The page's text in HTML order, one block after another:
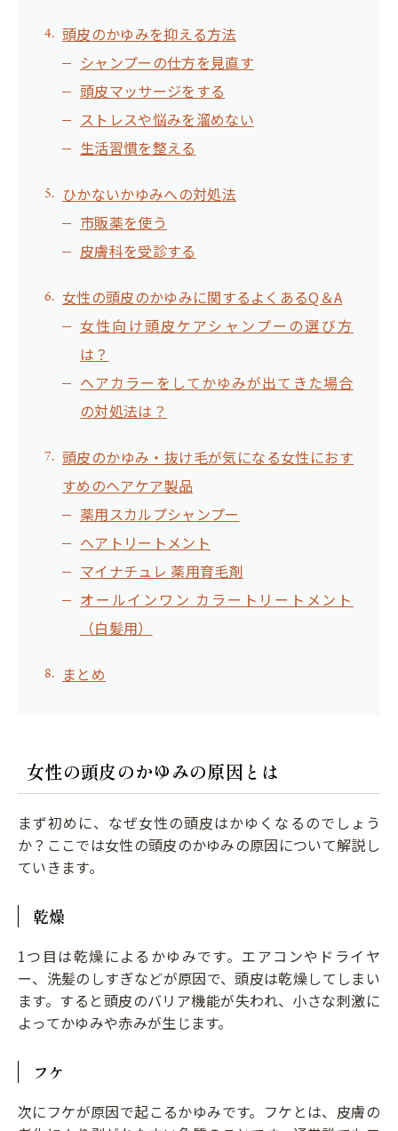
頭皮のかゆみを抑える方法
シャンプーの仕方を見直す
頭皮マッサージをする
ストレスや悩みを溜めない
生活習慣を整える
ひかないかゆみへの対処法
市販薬を使う
皮膚科を受診する
女性の頭皮のかゆみに関するよくあるQ＆A
女性向け頭皮ケアシャンプーの選び方
は？
ヘアカラーをしてかゆみが出てきた場合
の対処法は？
頭皮のかゆみ・抜け毛が気になる女性におす
すめのヘアケア製品
薬用スカルプシャンプー
ヘアトリートメント
マイナチュレ 薬用育毛剤
オールインワン カラートリートメント
（白髪用）
まとめ
女性の頭皮のかゆみの原因とは
まず初めに、なぜ女性の頭皮はかゆくなるのでしょう
か？ここでは女性の頭皮のかゆみの原因について解説し
ていきます。
乾燥
1つ目は乾燥によるかゆみです。エアコンやドライヤ
ー、洗髪のしすぎなどが原因で、頭皮は乾燥してしまい
ます。すると頭皮のバリア機能が失われ、小さな刺激に
よってかゆみや赤みが生じます。
フケ
次にフケが原因で起こるかゆみです。フケとは、皮膚の